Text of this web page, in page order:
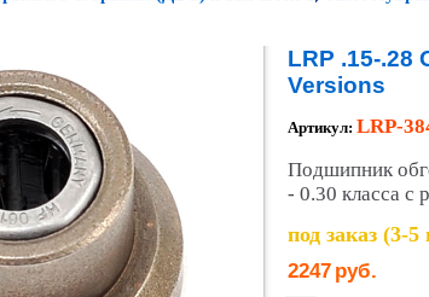
LRP .15-.28
Versions
Артикул: LRP-
Подшипник
- 0.30 класса с
под заказ (3-5
2247 руб.